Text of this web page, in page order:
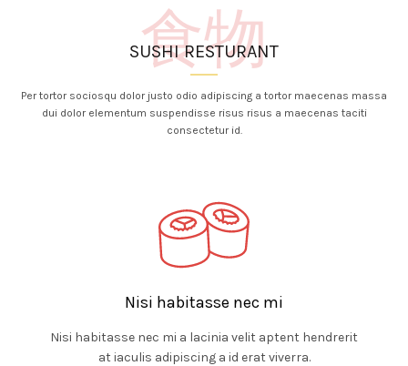
食物
SUSHI RESTURANT
Per tortor sociosqu dolor justo odio adipiscing a tortor maecenas massa
dui dolor elementum suspendisse risus risus a maecenas taciti
consectetur id.
Nisi habitasse nec mi
Nisi habitasse nec mi a lacinia velit aptent hendrerit
at iaculis adipiscing a id erat viverra.